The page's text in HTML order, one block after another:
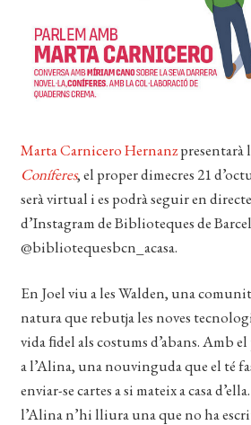
EL MEU COMPTE
CERCAR
Marta Carnicero Hernanzpresentarà
Coníferes, el proper dimecres 21
serà virtual i es podrà seguir en
d’Instagram de Biblioteques de
@bibliotequesbcn_acasa.
En Joel viu a les Walden, una
natura que rebutja les noves
vida ﬁdel als costums d’abans. Amb
a l’Alina, una nouvinguda que el té
enviar-se cartes a si mateix a casa
l’Alina n’hi lliura una que no ha